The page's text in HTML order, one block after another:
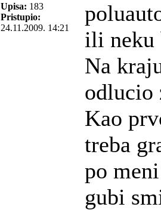
Upisa: 183
Pristupio:
24.11.2009. 14:21
ili neku
Na
odlucio
Kao
treba
po
gubi